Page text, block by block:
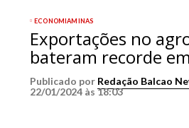
ECONOMIAMINAS
Exportações no
bateram recorde
Publicado por Redação Balcao
22/01/2024 às 18:03